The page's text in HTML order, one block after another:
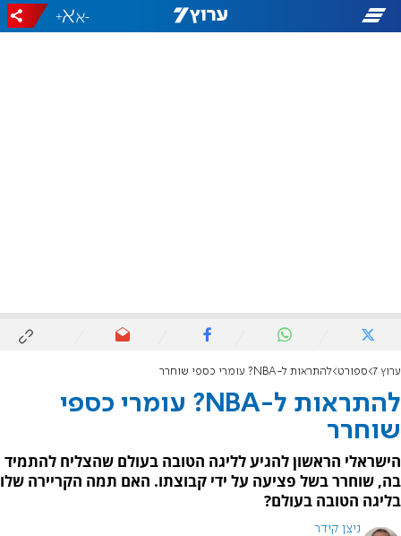
-
+
ערוץ 7 ספורט להתראות ל-NBA? עומרי כספי שוחרר
להתראות ל-NBA? עומרי כספי
שוחרר
הישראלי הראשון להגיע לליגה הטובה בעולם שהצליח להתמיד
בה, שוחרר בשל פציעה על ידי קבוצתו. האם תמה הקריירה שלו
בליגה הטובה בעולם?
ניצן קידר